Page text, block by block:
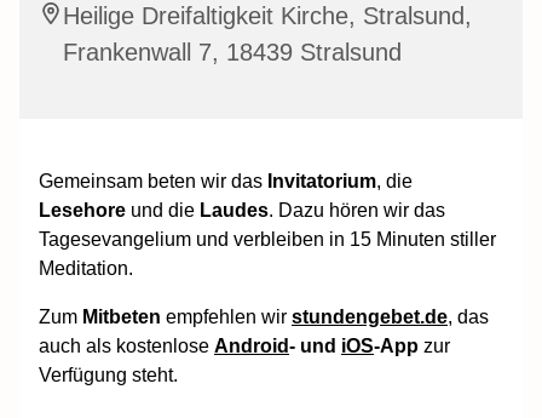
Heilige Dreifaltigkeit Kirche, Stralsund,
Frankenwall 7, 18439 Stralsund
Gemeinsam beten wir das Invitatorium, die
Lesehore und die Laudes. Dazu hören wir das
Tagesevangelium und verbleiben in 15 Minuten stiller
Meditation.
Zum Mitbeten empfehlen wir stundengebet.de, das
auch als kostenlose Android- und iOS-App zur
Verfügung steht.